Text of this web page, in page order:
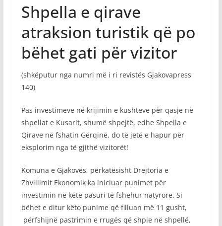
Shpella e qirave
atraksion turistik që po
bëhet gati për vizitor
(shkëputur nga numri më i ri revistës Gjakovapress
140)
Pas investimeve në krijimin e kushteve për qasje në
shpellat e Kusarit, shumë shpejtë, edhe Shpella e
Qirave në fshatin Gërqinë, do të jetë e hapur për
eksplorim nga të gjithë vizitorët!
Komuna e Gjakovës, përkatësisht Drejtoria e
Zhvillimit Ekonomik ka iniciuar punimet për
investimin në këtë pasuri të fshehur natyrore. Si
bëhet e ditur këto punime që filluan më 11 gusht,
përfshijnë pastrimin e rrugës që shpie në shpellë,